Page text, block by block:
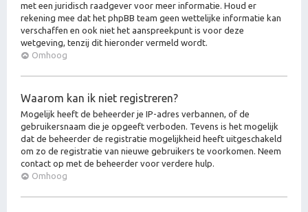
met een juridisch raadgever voor meer informatie. Houd er
rekening mee dat het phpBB team geen wettelijke informatie kan
verschaffen en ook niet het aanspreekpunt is voor deze
wetgeving, tenzij dit hieronder vermeld wordt.
Omhoog
Waarom kan ik niet registreren?
Mogelijk heeft de beheerder je IP-adres verbannen, of de
gebruikersnaam die je opgeeft verboden. Tevens is het mogelijk
dat de beheerder de registratie mogelijkheid heeft uitgeschakeld
om zo de registratie van nieuwe gebruikers te voorkomen. Neem
contact op met de beheerder voor verdere hulp.
Omhoog